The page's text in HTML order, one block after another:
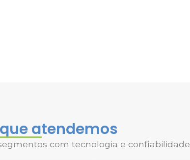
atendemos
com tecnologia e confiabilidade